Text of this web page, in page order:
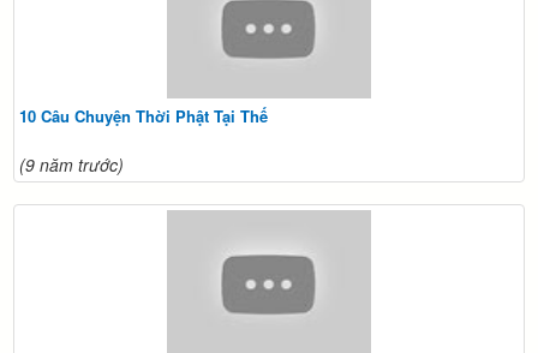
10 Câu Chuyện Thời Phật Tại Thế
(9 năm trước)